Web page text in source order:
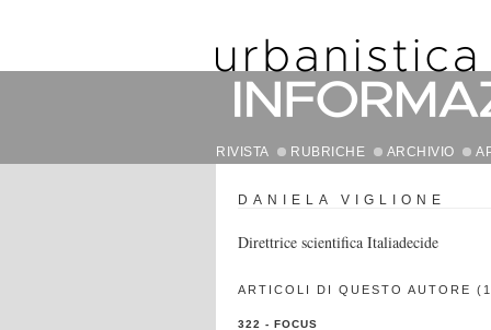
RIVISTA RUBRICHE ARCHIVIO
DANIELA VIGLIONE
Direttrice scientifica Italiadecide
ARTICOLI DI QUESTO AUTORE
322 - FOCUS